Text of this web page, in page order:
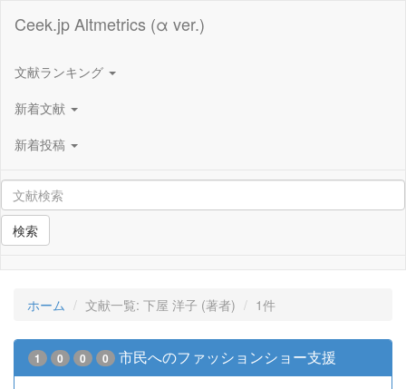
Ceek.jp Altmetrics (α ver.)
文献ランキング
新着文献
新着投稿
検索
ホーム 文献一覧: 下屋 洋子 (著者) 1件
1 0 0 0 市民へのファッションショー支援